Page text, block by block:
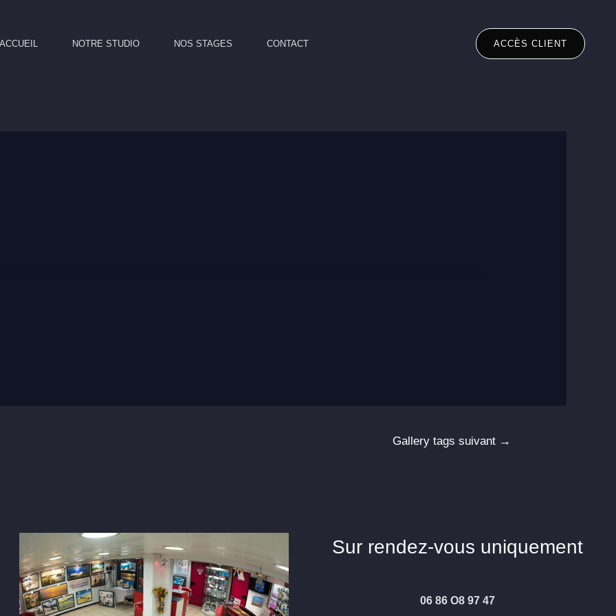
ACCUEIL NOTRE STUDIO NOS STAGES CONTACT ACCÈS CLIENT
Gallery tags suivant →
Sur rendez-vous uniquement
06 86 O8 97 47